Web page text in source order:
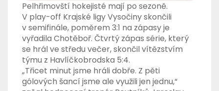
Pelhřimovští hokejisté mají po sezoně.
V play-off Krajské ligy Vysočiny skončili
v semifinále, poměrem 3:1 na zápasy je
vyřadila Chotěboř. Čtvrtý zápas série, který
se hrál ve středu večer, skončil vítězstvím
týmu z Havlíčkobrodska 5:4.
„Třicet minut jsme hráli dobře. Z pěti
gólových šancí jsme ale využili jen jednu,“